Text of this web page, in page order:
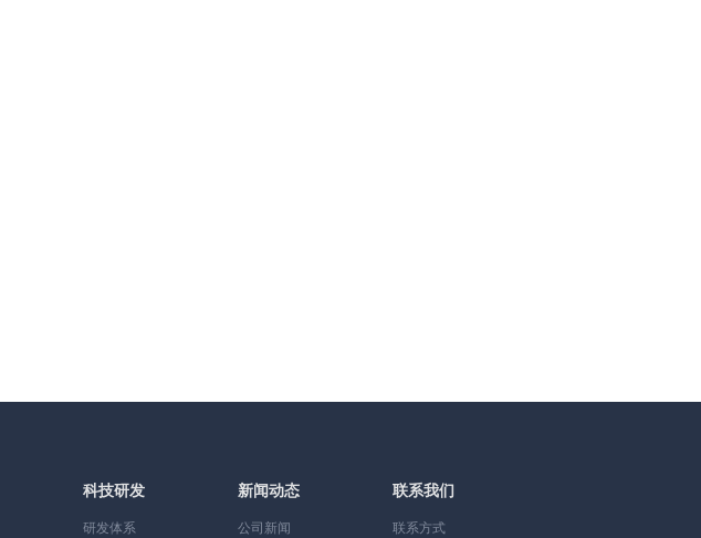
科技研发
研发体系
新闻动态
公司新闻
联系我们
联系方式